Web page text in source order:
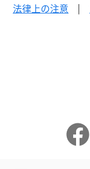
法律上の注意 |